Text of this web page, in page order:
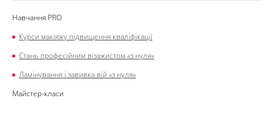
Навчання PRO
Курси макіяжу підвищення кваліфікації
Стань професійним візажистом «з нуля»
Ламінування і завивка вій «з нуля»
Майстер-класи